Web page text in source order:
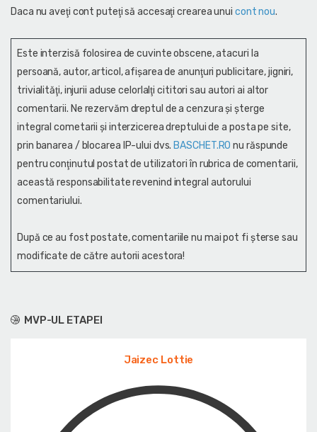
MVP-UL ETAPEI
Jaizec Lottie
Daca nu aveţi cont puteţi să accesaţi crearea unui cont nou.
Este interzisă folosirea de cuvinte obscene, atacuri la
persoană, autor, articol, afişarea de anunţuri publicitare, jigniri,
trivialităţi, injurii aduse celorlalţi cititori sau autori ai altor
comentarii. Ne rezervăm dreptul de a cenzura și şterge
integral cometarii și interzicerea dreptului de a posta pe site,
prin banarea / blocarea IP-ului dvs. BASCHET.RO nu răspunde
pentru conţinutul postat de utilizatori în rubrica de comentarii,
această responsabilitate revenind integral autorului
comentariului.
După ce au fost postate, comentariile nu mai pot fi șterse sau
modificate de către autorii acestora!